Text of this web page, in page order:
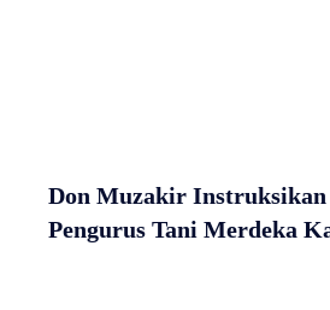
Don Muzakir Instruksikan
Pengurus Tani Merdeka